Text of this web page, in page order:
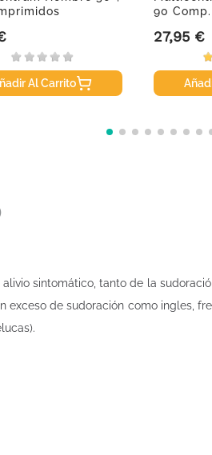
Al Carrito
90 Comp.
Precio
27,95 €
sintomático, tanto de la
exceso de sudoración como ingles,